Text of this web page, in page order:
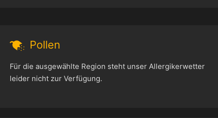
Pollen
Für die ausgewählte Region steht unser Allergikerwetter
leider nicht zur Verfügung.